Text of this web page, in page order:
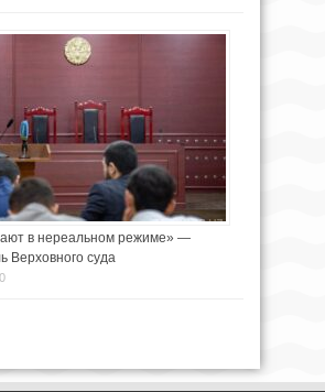
в нереальном режиме» —
Верховного суда